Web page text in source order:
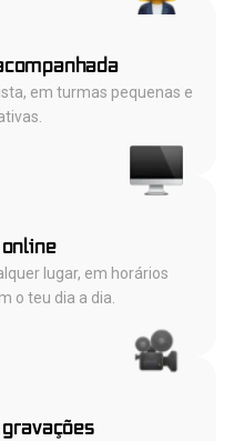
em turmas pequenas e
lugar, em horários
o teu dia a dia.
gravações